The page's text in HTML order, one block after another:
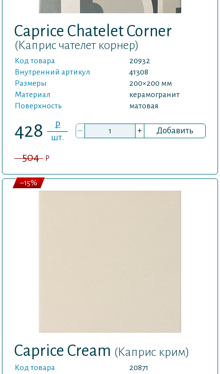
Caprice Chatelet Corner
(Каприс чателет корнер)
Код товара
20932
Внутренний артикул
41308
Размеры
200×200 мм
Материал
керамогранит
Поверхность
матовая
428 P
шт.
– + Добавить
504 P
Caprice Cream (Каприс крим)
Код товара
20871
–15%